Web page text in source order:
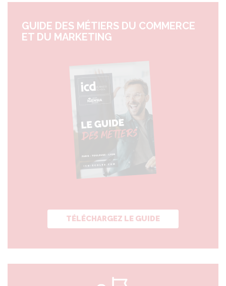
GUIDE DES MÉTIERS DU COMMERCE
ET DU MARKETING
TÉLÉCHARGEZ LE GUIDE